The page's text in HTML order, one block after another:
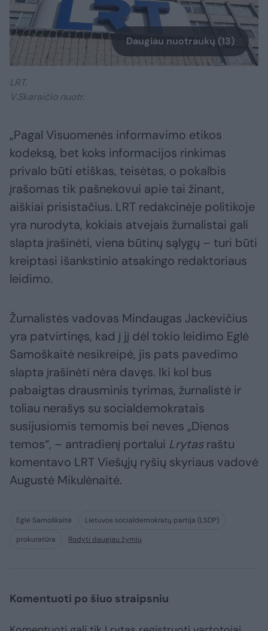
Daugiau nuotraukų (13)
LRT.
V.Skaraičio nuotr.
„Pagal Visuomenės informavimo etikos
kodeksą, bet koks informacijos rinkimas
privalo būti etiškas, teisėtas, o pokalbis
įrašomas tik pašnekovui apie tai žinant,
aiškiai prisistačius. LRT redakcinėje politikoje
yra nurodyta, kokiais atvejais žurnalistai gali
slapta įrašinėti, viena būtinų sąlygų – turi būti
kreiptasi išankstinio atsakingo redaktoriaus
leidimo.
Žurnalistės vadovas Mindaugas Jackevičius
yra patvirtinęs, kad į jį dėl tokio leidimo Eglė
Samoškaitė nesikreipė, jis pats pavedimo
slapta įrašinėti nėra davęs. Iki kol bus
pabaigtas drausminis tyrimas, žurnalistė ir
toliau nerašys su socialdemokratais
susijusiomis temomis bei neves „Dienos
temos“, – antradienį portalui Lrytasraštu
komentavo LRT Viešųjų ryšių skyriaus vadovė
Augustė Mikulėnaitė.
Eglė Samoškaitė
Lietuvos socialdemokratų partija (LSDP)
prokuratūra
Rodyti daugiau žymių
Komentuoti po šiuo straipsniu